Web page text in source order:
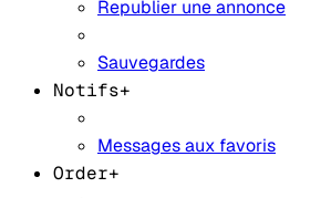
Republier une annonce
Sauvegardes
Notifs+
Messages aux favoris
Order+